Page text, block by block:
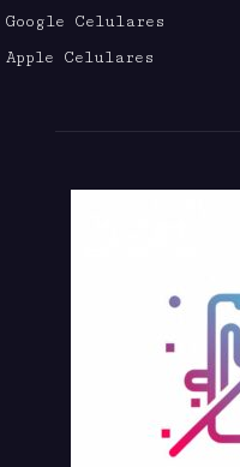
Google Celulares
Apple Celulares